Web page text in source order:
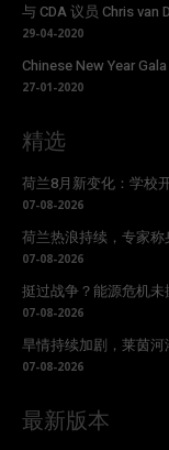
与 CDA 议员 Chris van
29-04-2020
Chinese New Year Gala
27-01-2020
精选
荷兰8月新变化：学校
07-08-2026
荷兰热浪持续，专家称
07-08-2026
挺过战争？能源危机
07-08-2026
旱情持续加剧，莱茵
07-08-2026
最新版本